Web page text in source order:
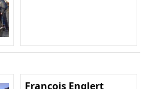
François Englert